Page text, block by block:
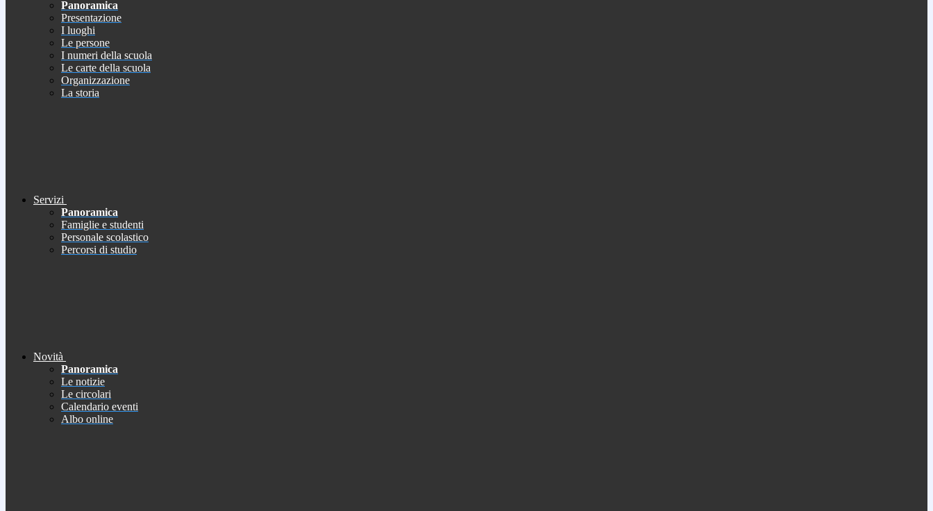
Panoramica
Presentazione
I luoghi
Le persone
I numeri della scuola
Le carte della scuola
Organizzazione
La storia
Servizi
Panoramica
Famiglie e studenti
Personale scolastico
Percorsi di studio
Novità
Panoramica
Le notizie
Le circolari
Calendario eventi
Albo online